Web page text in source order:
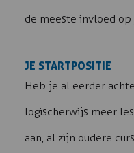
de meeste invloed
JE STARTPOSITIE
Heb je al eerder
logischerwijs meer
aan, al zijn oudere